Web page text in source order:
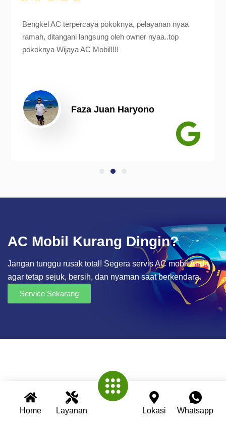
Home Layanan Lokasi Whatsapp
Bengkel AC terpercaya pokoknya, pelayanan nyaa
ramah, ditangani langsung oleh owner nyaa..top
pokoknya Wijaya AC Mobil!!!!
Faza Juan Haryono
AC Mobil Kurang Dingin?
Jangan tunggu rusak total! Segera servis AC mobil Anda
agar tetap sejuk, bersih, dan nyaman saat berkendara.
Service Sekarang